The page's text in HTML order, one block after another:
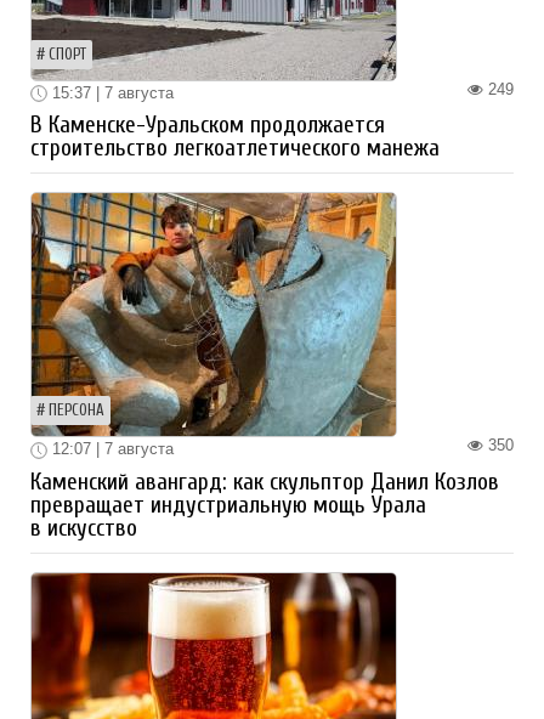
СПОРТ
249
15:37 | 7 августа
В Каменске-Уральском продолжается
строительство легкоатлетического манежа
ПЕРСОНА
350
12:07 | 7 августа
Каменский авангард: как скульптор Данил Козлов
превращает индустриальную мощь Урала
в искусство